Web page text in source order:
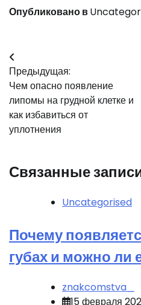
Опубликовано в
Навигация
по
записям
Предыдущая:
Чем опасно появление
липомы на грудной клетке и
как избавиться от
уплотнения
Связанные
Uncategorised
Почему
губах и можно ли
znakcomstva_
15 февраля